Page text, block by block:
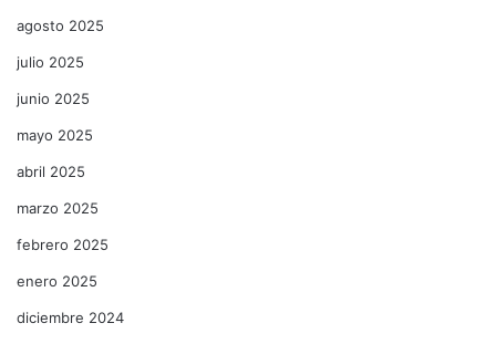
agosto 2025
julio 2025
junio 2025
mayo 2025
abril 2025
marzo 2025
febrero 2025
enero 2025
diciembre 2024